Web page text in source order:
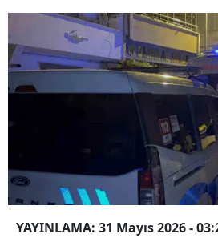
YAYINLAMA: 31 Mayıs 2026 -